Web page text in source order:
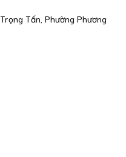
Tấn, Phường Phương